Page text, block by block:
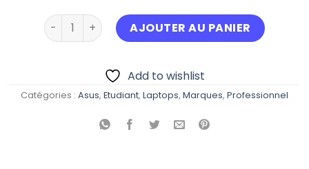
quantité de Asus ZENBOOK 15 OLED Ryzen 7 Serie
AJOUTER AU PANIER
Add to wishlist
Catégories : Asus, Etudiant, Laptops, Marques, Professionnel